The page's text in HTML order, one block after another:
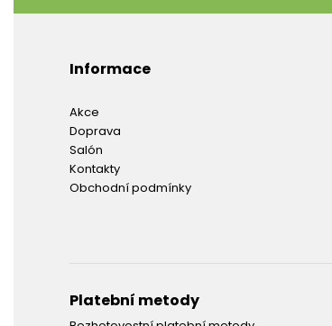
Informace
Akce
Doprava
Salón
Kontakty
Obchodní podmínky
Platební metody